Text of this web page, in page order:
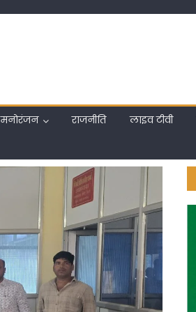
मनोरंजन राजनीति लाइव टीवी